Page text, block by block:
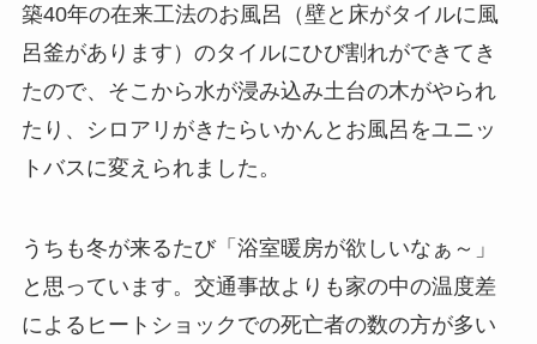
築40年の在来工法のお風呂（壁と床がタイルに風
呂釜があります）のタイルにひび割れができてき
たので、そこから水が浸み込み土台の木がやられ
たり、シロアリがきたらいかんとお風呂をユニッ
トバスに変えられました。
うちも冬が来るたび「浴室暖房が欲しいなぁ～」
と思っています。交通事故よりも家の中の温度差
によるヒートショックでの死亡者の数の方が多い